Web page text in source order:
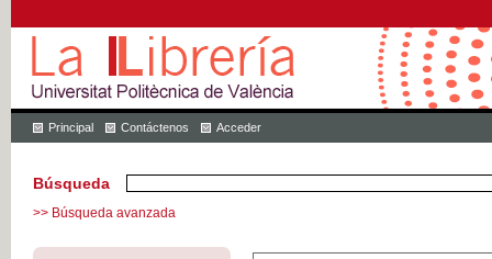
Principal Contáctenos Acceder
Búsqueda
>> Búsqueda avanzada